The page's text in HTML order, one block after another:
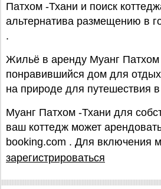
Патхом -Тхани и поиск
альтернатива размещению в
.
Жильё в аренду Муанг Патхом
понравившийся дом для
на природе для путешествия
Муанг Патхом -Тхани для
ваш коттедж может
booking.com . Для включения
зарегистрироваться